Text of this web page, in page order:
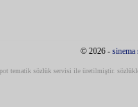
© 2026 - sinema
tematik sözlük servisi ile üretilmiştir.